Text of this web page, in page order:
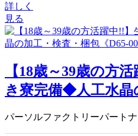
詳しく
見る
【18歳～39歳の方
き寮完備◆人工水晶
パーソルファクトリーパート